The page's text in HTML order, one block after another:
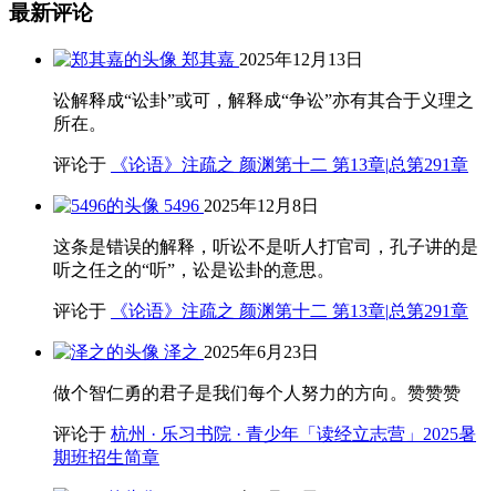
最新评论
郑其嘉 2025年12月13日
讼解释成“讼卦”或可，解释成“争讼”亦有其合于义理之
所在。
评论于 《论语》注疏之 颜渊第十二 第13章|总第291章
5496 2025年12月8日
这条是错误的解释，听讼不是听人打官司，孔子讲的是
听之任之的“听”，讼是讼卦的意思。
评论于 《论语》注疏之 颜渊第十二 第13章|总第291章
泽之 2025年6月23日
做个智仁勇的君子是我们每个人努力的方向。赞赞赞
评论于 杭州 · 乐习书院 · 青少年「读经立志营」2025暑
期班招生简章